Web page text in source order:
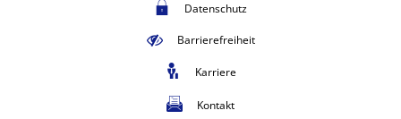
Datenschutz
Barrierefreiheit
Karriere
Kontakt